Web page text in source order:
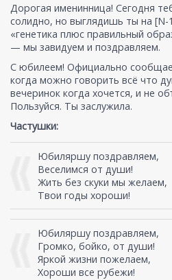
Дорогая именинница! Сегодня
солидно, но выглядишь ты на [N-
«генетика плюс правильный
— мы завидуем и поздравляем.
С юбилеем! Официально
когда можно говорить всё что
вечеринок когда хочется, и не
Пользуйся. Ты заслужила.
Частушки:
Юбиляршу поздравляем,
Веселимся от души!
Жить без скуки мы желаем,
Твои годы хороши!
Юбиляршу поздравляем,
Громко, бойко, от души!
Яркой жизни пожелаем,
Хороши все рубежи!